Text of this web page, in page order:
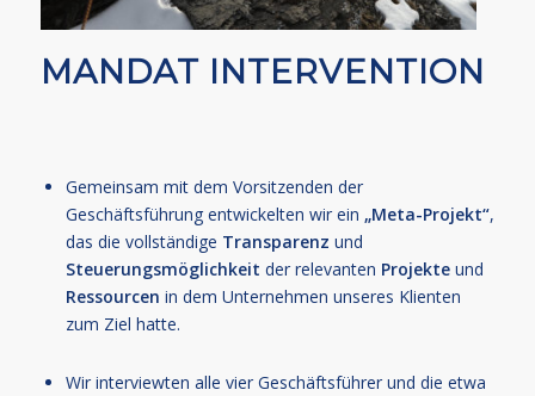
MANDAT INTERVENTION
Gemeinsam mit dem Vorsitzenden der
Geschäftsführung entwickelten wir ein „Meta-Projekt“,
das die vollständige Transparenz und
Steuerungsmöglichkeit der relevanten Projekteund
Ressourcen in dem Unternehmen unseres Klienten
zum Ziel hatte.
Wir interviewten alle vier Geschäftsführer und die etwa